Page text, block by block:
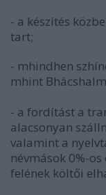
- a készítés
tart;
- mhindhen
mhint
- a fordítást a
alacsonyan
valamint a
névmások 0%-
felének költői